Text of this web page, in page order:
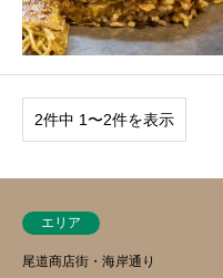
2件中 1〜2件を表示
エリア
尾道商店街・海岸通り